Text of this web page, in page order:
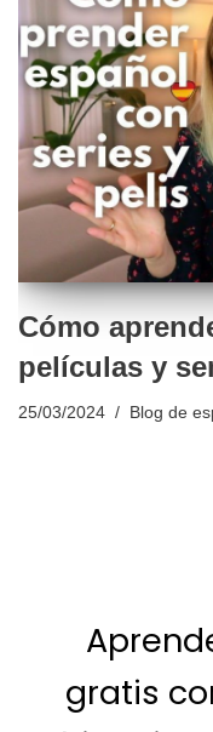
Cómo
películas y
25/03/2024 Blog de
gratis